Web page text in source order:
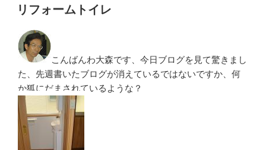
稿
日:
リフォームトイレ
こんばんわ大森です、今日ブログを見て驚きまし
た、先週書いたブログが消えているではないですか、何
か狐にだまされているような？